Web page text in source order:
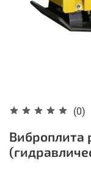
(0)
Виброплита